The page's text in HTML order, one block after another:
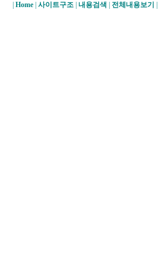
Home 사이트구조 내용검색 전체내용보기